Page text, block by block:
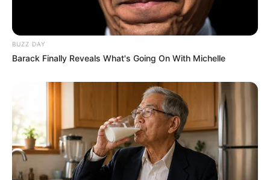
BUZZ DAY
Barack Finally Reveals What's Going On With Michelle